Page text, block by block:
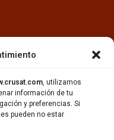
, utilizamos
información de tu
y preferencias. Si
pueden no estar